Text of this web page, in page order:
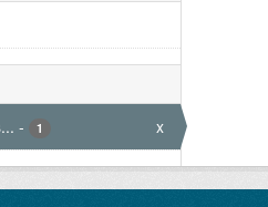
- 1 x